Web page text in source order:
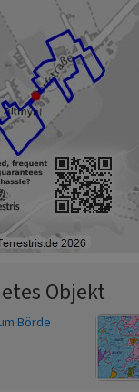
Objekt
Börde